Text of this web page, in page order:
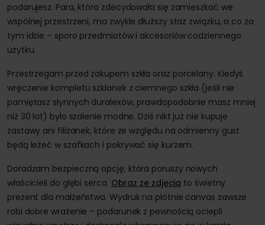
podarujesz. Para, która zdecydowała się zamieszkać we
wspólnej przestrzeni, ma zwykle dłuższy staż związku, a co za
tym idzie – sporo przedmiotów i akcesoriów codziennego
użytku.
Przestrzegam przed zakupem szkła oraz porcelany. Kiedyś
wręczenie kompletu szklanek z ciemnego szkła (jeśli nie
pamiętasz słynnych duralexów, prawdopodobnie masz mniej
niż 30 lat) było szalenie modne. Dziś nikt już nie kupuje
zastawy ani filiżanek, które ze względu na odmienny gust
będą leżeć w szafkach i pokrywać się kurzem.
Doradzam bezpieczną opcję, która poruszy nowych
właścicieli do głębi serca. Obraz ze zdjęcia to świetny
prezent dla małżeństwa. Wydruk na płótnie canvas zawsze
robi dobre wrażenie – podarunek z pewnością ociepli